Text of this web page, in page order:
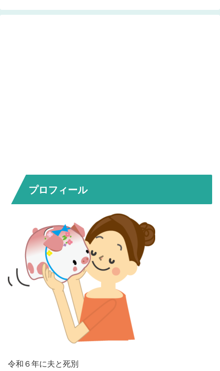
プロフィール
令和６年に夫と死別